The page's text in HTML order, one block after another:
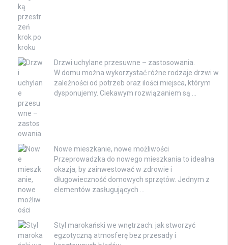
Drzwi uchylane przesuwne – zastosowania.
W domu można wykorzystać różne rodzaje drzwi w
zależności od potrzeb oraz ilości miejsca, którym
dysponujemy. Ciekawym rozwiązaniem są …
Nowe mieszkanie, nowe możliwości
Przeprowadzka do nowego mieszkania to idealna
okazja, by zainwestować w zdrowie i
długowieczność domowych sprzętów. Jednym z
elementów zasługujących …
Styl marokański we wnętrzach: jak stworzyć
egzotyczną atmosferę bez przesady i